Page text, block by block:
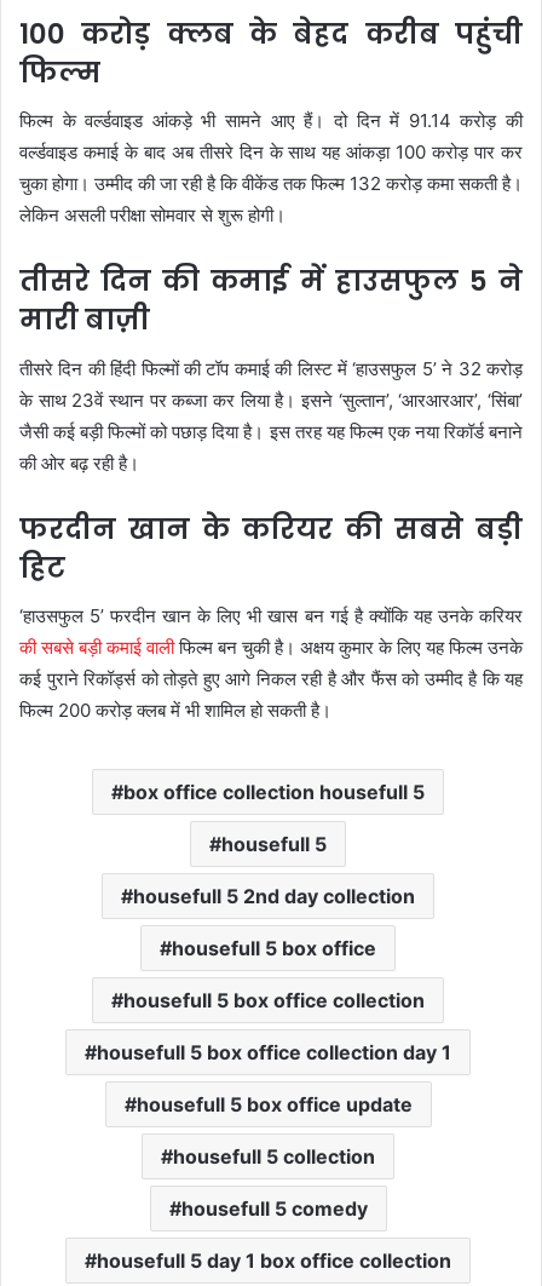
100 करोड़ क्लब के बेहद करीब पहुंची
फिल्म
फिल्म के वर्ल्डवाइड आंकड़े भी सामने आए हैं। दो दिन में 91.14 करोड़ की
वर्ल्डवाइड कमाई के बाद अब तीसरे दिन के साथ यह आंकड़ा 100 करोड़ पार कर
चुका होगा। उम्मीद की जा रही है कि वीकेंड तक फिल्म 132 करोड़ कमा सकती है।
लेकिन असली परीक्षा सोमवार से शुरू होगी।
तीसरे दिन की कमाई में हाउसफुल 5 ने
मारी बाज़ी
तीसरे दिन की हिंदी फिल्मों की टॉप कमाई की लिस्ट में ‘हाउसफुल 5’ ने 32 करोड़
के साथ 23वें स्थान पर कब्जा कर लिया है। इसने ‘सुल्तान’, ‘आरआरआर’, ‘सिंबा’
जैसी कई बड़ी फिल्मों को पछाड़ दिया है। इस तरह यह फिल्म एक नया रिकॉर्ड बनाने
की ओर बढ़ रही है।
फरदीन खान के करियर की सबसे बड़ी
हिट
‘हाउसफुल 5’ फरदीन खान के लिए भी खास बन गई है क्योंकि यह उनके करियर
की सबसे बड़ी कमाई वालीफिल्म बन चुकी है। अक्षय कुमार के लिए यह फिल्म उनके
कई पुराने रिकॉर्ड्स को तोड़ते हुए आगे निकल रही है और फैंस को उम्मीद है कि यह
फिल्म 200 करोड़ क्लब में भी शामिल हो सकती है।
box office collection housefull 5
housefull 5
housefull 5 2nd day collection
housefull 5 box office
housefull 5 box office collection
housefull 5 box office collection day 1
housefull 5 box office update
housefull 5 collection
housefull 5 comedy
housefull 5 day 1 box office collection